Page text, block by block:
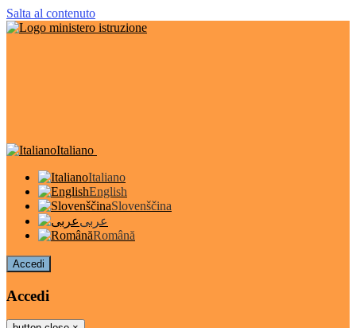
Salta al contenuto
Italiano
Italiano
English
Slovenščina
عربى
Română
Accedi
Accedi